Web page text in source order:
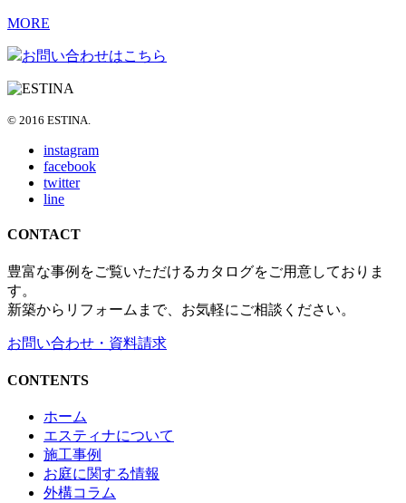
MORE
お問い合わせはこちら
© 2016 ESTINA.
instagram
facebook
twitter
line
CONTACT
豊富な事例をご覧いただけるカタログをご用意しておりま
す。
新築からリフォームまで、お気軽にご相談ください。
お問い合わせ・資料請求
CONTENTS
ホーム
エスティナについて
施工事例
お庭に関する情報
外構コラム